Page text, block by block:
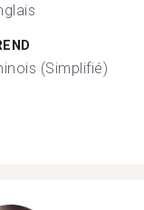
(Simplifié)